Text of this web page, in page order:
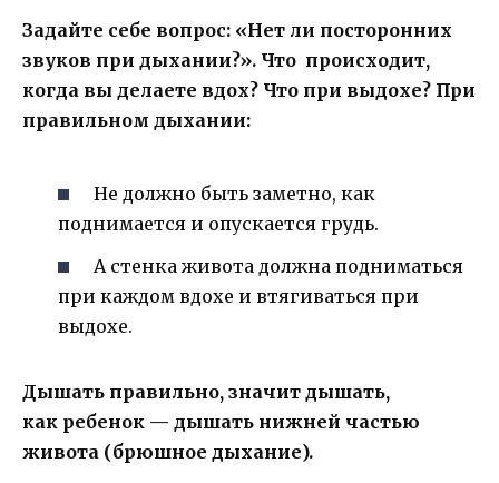
Задайте себе вопрос: «Нет ли посторонних
звуков при дыхании?». Что происходит,
когда вы делаете вдох? Что при выдохе? При
правильном дыхании:
Не должно быть заметно, как
поднимается и опускается грудь.
А стенка живота должна подниматься
при каждом вдохе и втягиваться при
выдохе.
Дышать правильно, значит дышать,
как ребенок — дышать нижней частью
живота (брюшное дыхание).